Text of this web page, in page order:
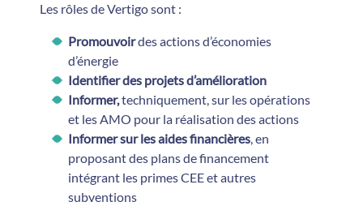
Les rôles de Vertigo sont :
Promouvoirdes actions d’économies
d’énergie
Identifier des projets d’amélioration
Informer,techniquement, sur les opérations
et les AMO pour la réalisation des actions
Informer sur les aides financières, en
proposant des plans de financement
intégrant les primes CEE et autres
subventions